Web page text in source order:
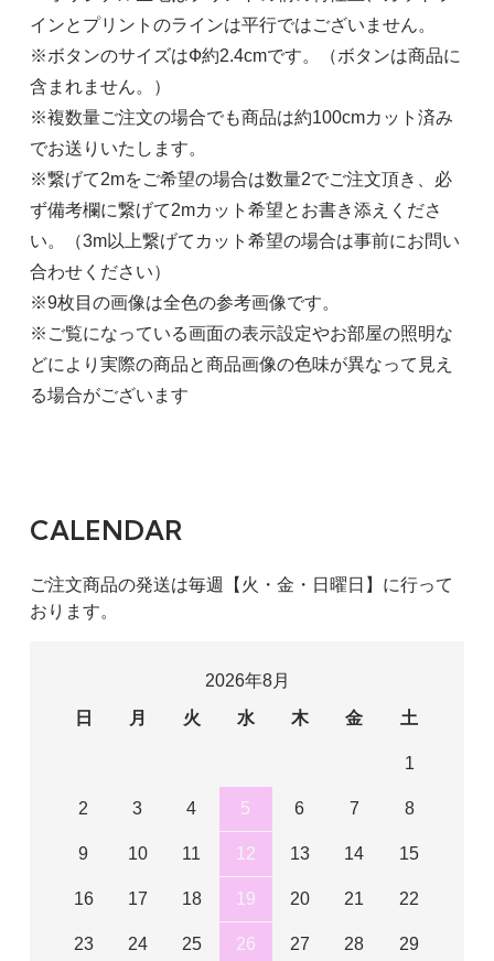
インとプリントのラインは平行ではございません。
※ボタンのサイズはФ約2.4cmです。（ボタンは商品に
含まれません。）
※複数量ご注文の場合でも商品は約100cmカット済み
でお送りいたします。
※繋げて2mをご希望の場合は数量2でご注文頂き、必
ず備考欄に繋げて2mカット希望とお書き添えくださ
い。（3m以上繋げてカット希望の場合は事前にお問い
合わせください）
※9枚目の画像は全色の参考画像です。
※ご覧になっている画面の表示設定やお部屋の照明な
どにより実際の商品と商品画像の色味が異なって見え
る場合がございます
CALENDAR
ご注文商品の発送は毎週【火・金・日曜日】に行って
おります。
2026年8月
日
月 火 水 木 金 土
1
2 3 4 5 6 7 8
9 10 11 12 13 14 15
16 17 18 19 20 21 22
23 24 25 26 27 28 29